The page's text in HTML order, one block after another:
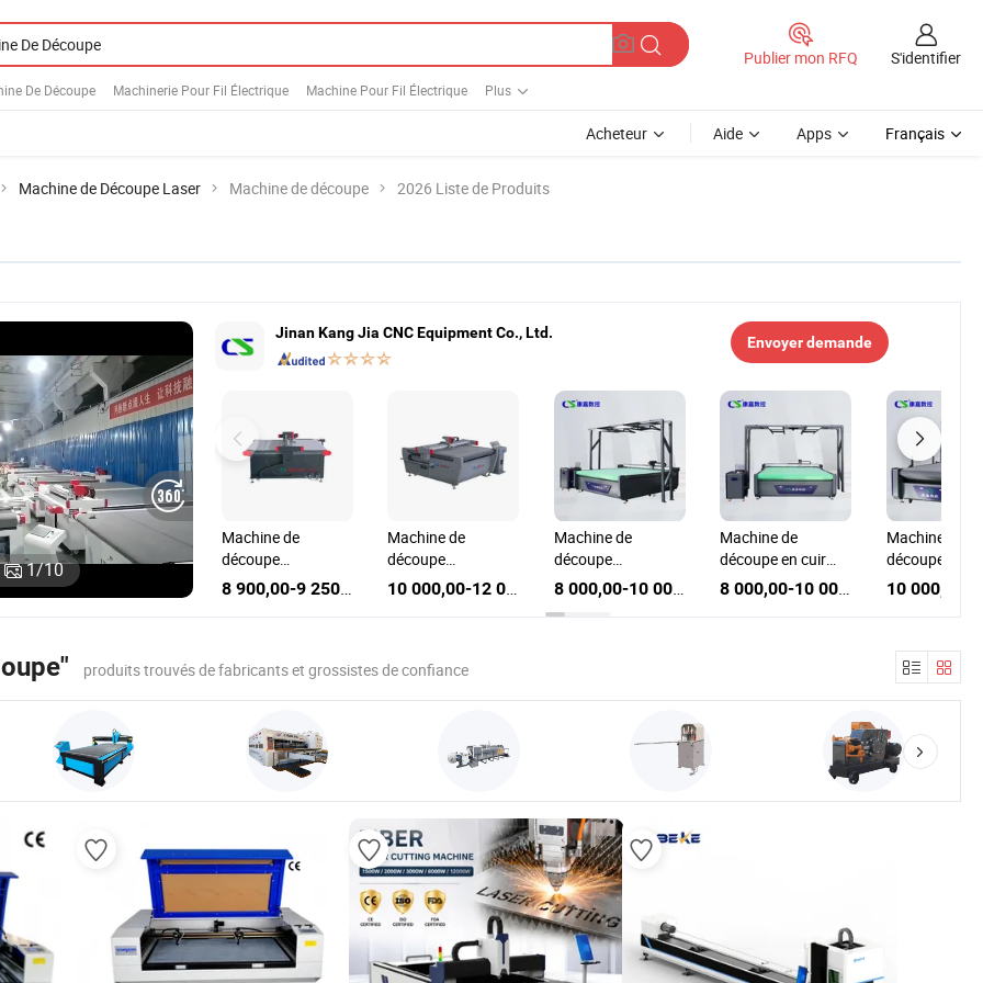
De Découpe Machinerie Pour Fil Électrique Machine Pour Fil Électrique Plus
Publier mon RFQ S'identifier
Acheteur Aide Apps Français
Machine de Découpe Laser Machine de découpe 2026 Liste de Produits
1/10
Jinan Kang Jia CNC Equipment Co., Ltd.
Envoyer demande
8 000,00-10 000,00 $US
Machine de
découpe en cuir
véritable à couteau
oscillant
Machine de
découpe
automatique à
couteau oscillant
promotion
10 000,00-16 000,00 $US
Machine de
découpe de
semelles avec
couteau oscillant
10 000,00-16 000,00 $US
Machine de
découpe de
chaussures avec
couteau oscillant,
10 000,00-16 000,00 $US
Vente chaude
fabricant machine
de découpe à
couteau oscillant
pour carton ondulé
à prix d'usine
10 000,00-16 000,00 $US
Machine de
découpe
d'usine CNC à
couteau
CE
produits trouvés de fabricants et grossistes de confiance